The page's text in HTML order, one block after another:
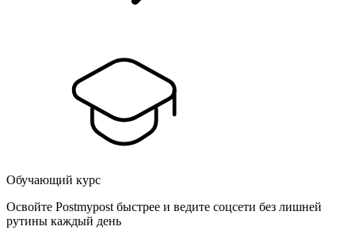
Обучающий курс
Освойте Postmypost быстрее и ведите соцсети без лишней
рутины каждый день